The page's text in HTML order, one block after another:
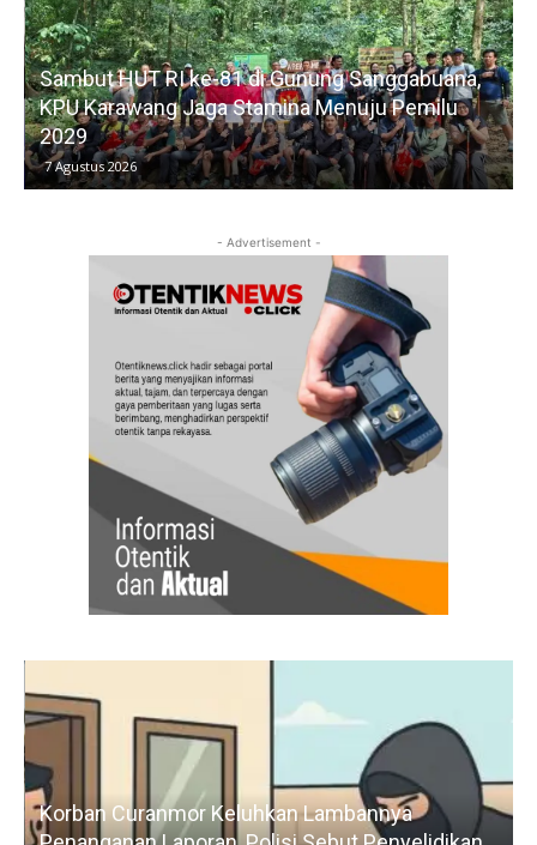
Sambut HUT RI ke-81 di Gunung Sanggabuana,
KPU Karawang Jaga Stamina Menuju Pemilu
2029
7 Agustus 2026
- Advertisement -
Korban Curanmor Keluhkan Lambannya